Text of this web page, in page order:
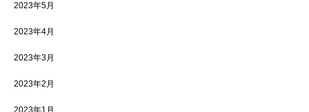
2023年5月
2023年4月
2023年3月
2023年2月
2023年1月